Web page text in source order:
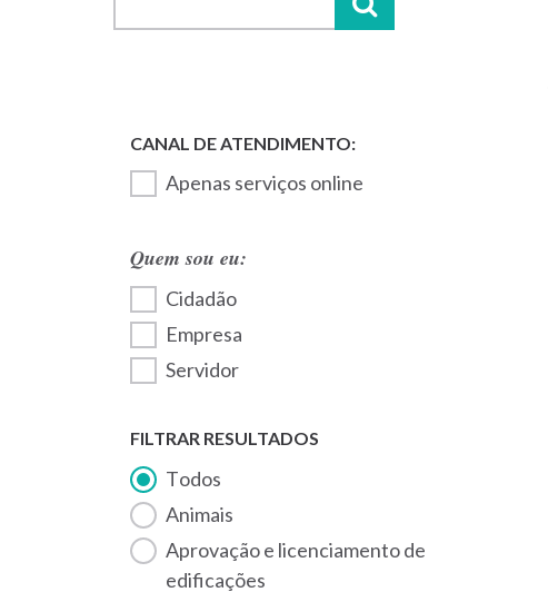
Apenas serviços online
Quem sou eu:
Cidadão
Empresa
Servidor
FILTRAR RESULTADOS
Todos
Animais
Aprovação e licenciamento de
edificações